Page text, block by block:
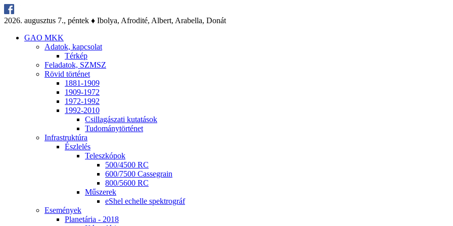
2026. au­gusz­tus 7., pén­tek ♦ Ibo­lya, Af­ro­di­té, Al­bert, Arab­el­la, Do­nát
GAO MKK
Ada­tok, kap­cso­lat
Tér­kép
Fel­ada­tok, SZMSZ
Rö­vid tör­té­net
1881-1909
1909-1972
1972-1992
1992-2010
Csil­la­gá­sza­ti ku­ta­tá­sok
Tu­do­mány­tör­té­net
Inf­ra­struk­tú­ra
Ész­le­lés
Te­lesz­kó­pok
500/4500 RC
600/7500 Cas­seg­ra­in
800/5600 RC
Mű­sze­rek
eS­hel echel­le spekt­ro­gráf
Ese­mé­nyek
Pla­ne­tá­ria - 2018